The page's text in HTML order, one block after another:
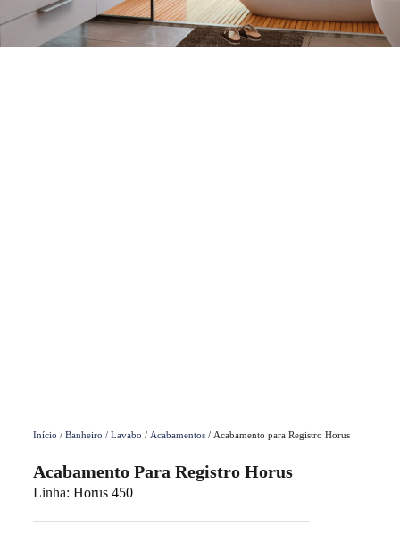
Início / Banheiro / Lavabo / Acabamentos/ Acabamento para Registro Horus
Acabamento Para Registro Horus
Linha: Horus 450